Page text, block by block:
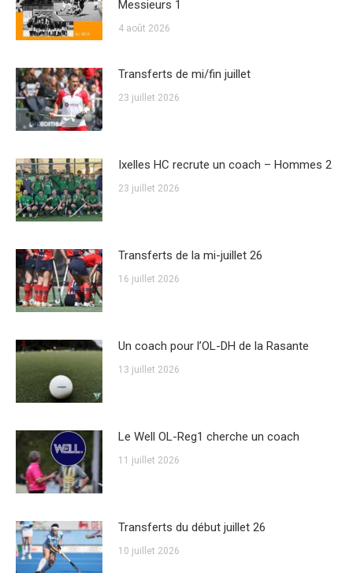
Messieurs 1
4 août 2026
Transferts de mi/fin juillet
23 juillet 2026
Ixelles HC recrute un coach – Hommes 2
23 juillet 2026
Transferts de la mi-juillet 26
16 juillet 2026
Un coach pour l’OL-DH de la Rasante
13 juillet 2026
Le Well OL-Reg1 cherche un coach
11 juillet 2026
Transferts du début juillet 26
10 juillet 2026